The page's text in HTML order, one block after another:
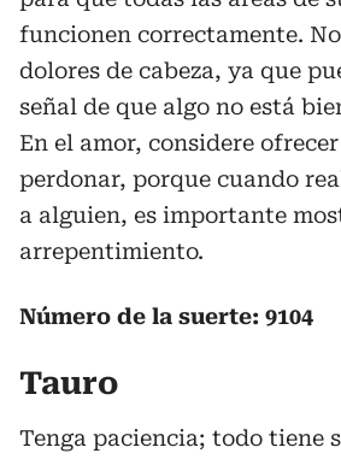
funcionen correctamente.
dolores de cabeza, ya que
señal de que algo no está
En el amor, considere
perdonar, porque cuando
a alguien, es importante
arrepentimiento.
Número de la suerte: 9104
Tauro
Tenga paciencia; todo tiene